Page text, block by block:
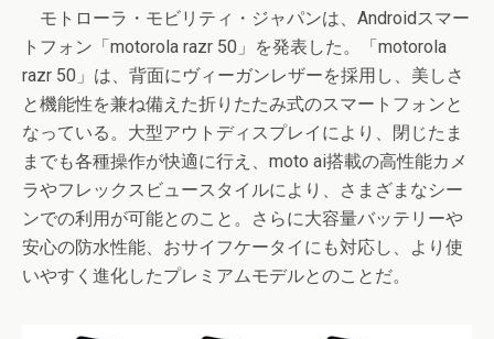
モトローラ・モビリティ・ジャパンは、Androidスマー
トフォン「motorola razr 50」を発表した。「motorola
razr 50」は、背面にヴィーガンレザーを採用し、美しさ
と機能性を兼ね備えた折りたたみ式のスマートフォンと
なっている。大型アウトディスプレイにより、閉じたま
までも各種操作が快適に行え、moto ai搭載の高性能カメ
ラやフレックスビュースタイルにより、さまざまなシー
ンでの利用が可能とのこと。さらに大容量バッテリーや
安心の防水性能、おサイフケータイにも対応し、より使
いやすく進化したプレミアムモデルとのことだ。